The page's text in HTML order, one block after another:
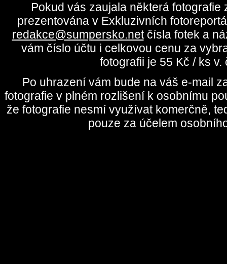
Pokud vás zaujala některá fotografie
prezentována v Exkluzivních
redakce@sumpersko.netčísla fotek a
vám číslo účtu i celkovou cenu za
fotografii je 55 Kč / ks v.
Po uhrazení vám bude na váš e-mail
fotografie v plném rozlišení k osobnímu
že fotografie nesmí využívat komerčně,
pouze za účelem